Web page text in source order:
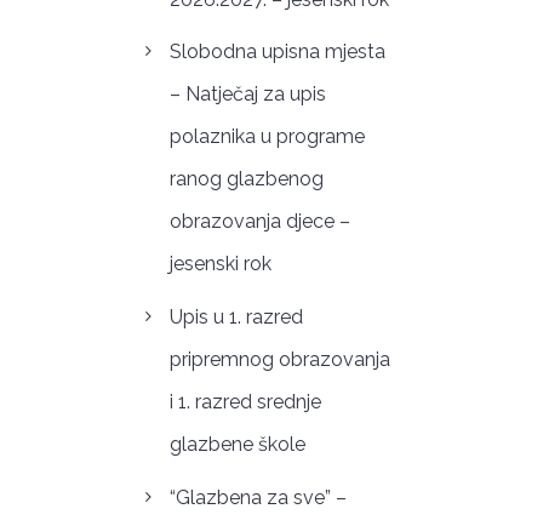
Slobodna upisna mjesta
– Natječaj za upis
polaznika u programe
ranog glazbenog
obrazovanja djece –
jesenski rok
Upis u 1. razred
pripremnog obrazovanja
i 1. razred srednje
glazbene škole
“Glazbena za sve” –